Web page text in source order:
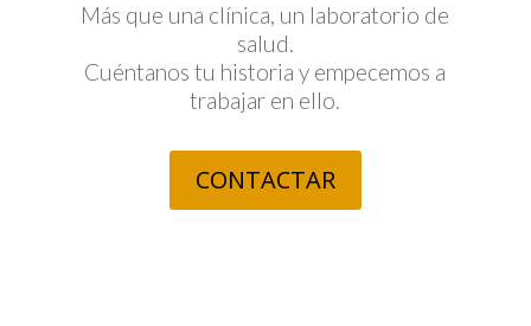
Más que una clínica, un laboratorio de
salud.
Cuéntanos tu historia y empecemos a
trabajar en ello.
CONTACTAR